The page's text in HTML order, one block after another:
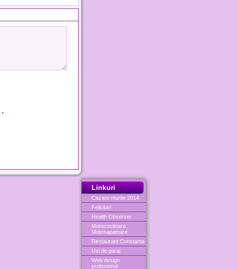
*
Linkuri
Cazare munte 2014
Felicitari
Health Observer
Motocositoare
Motosapatoare
Restaurant Constanta
Usi de garaj
Web design
profesional